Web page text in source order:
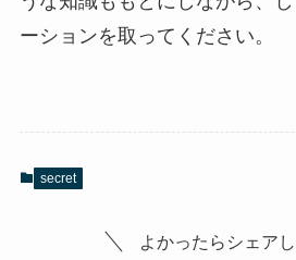
ーションを取ってください。
secret
よかったらシェアし